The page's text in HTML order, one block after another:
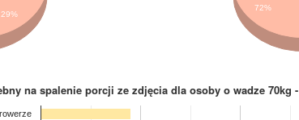
29%
72%
na spalenie porcji ze zdjęcia dla osoby o wadze 70kg -